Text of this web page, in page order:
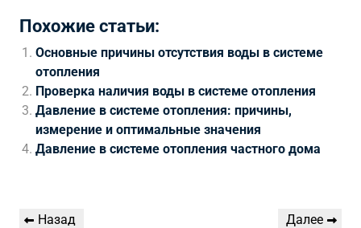
Похожие статьи:
Основные причины отсутствия воды в системе
отопления
Проверка наличия воды в системе отопления
Давление в системе отопления: причины,
измерение и оптимальные значения
Давление в системе отопления частного дома
Навигация
Предыдущая
Назад
Следующая
Далее